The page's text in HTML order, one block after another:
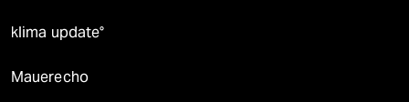
klima update°
Mauerecho